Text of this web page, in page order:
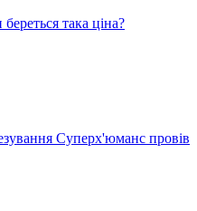
така ціна?
Суперх'юманс провів